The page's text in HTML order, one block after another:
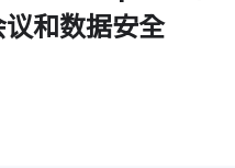
和数据安全